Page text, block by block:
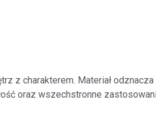
z charakterem. Materiał
oraz wszechstronne